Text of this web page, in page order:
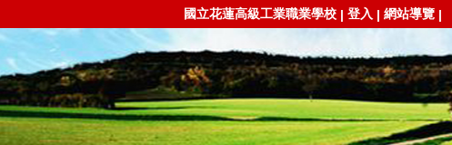
國立花蓮高級工業職業學校 | 登入 | 網站導覽 |